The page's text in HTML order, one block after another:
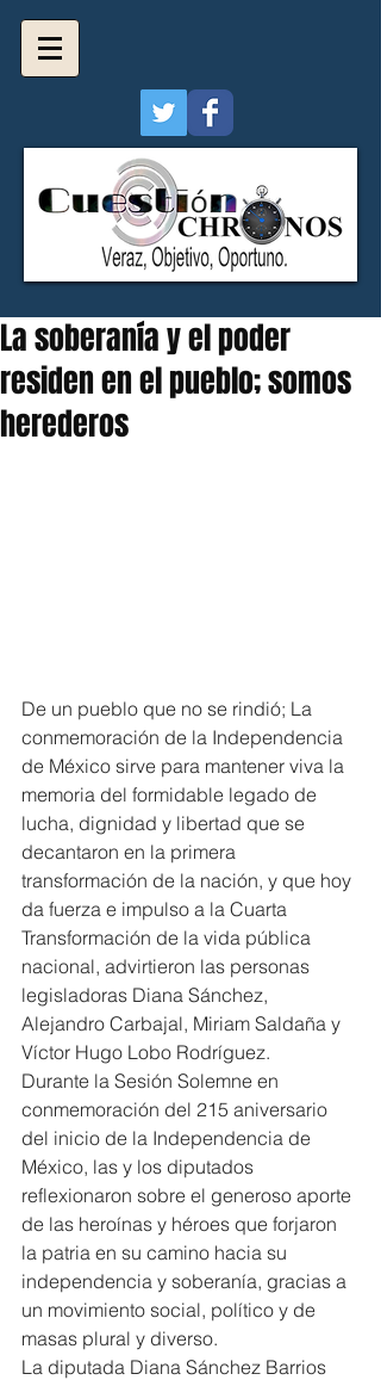
La soberanía y el poder
residen en el pueblo; somos
herederos
De un pueblo que no se rindió; La
conmemoración de la Independencia
de México sirve para mantener viva la
memoria del formidable legado de
lucha, dignidad y libertad que se
decantaron en la primera
transformación de la nación, y que hoy
da fuerza e impulso a la Cuarta
Transformación de la vida pública
nacional, advirtieron las personas
legisladoras Diana Sánchez,
Alejandro Carbajal, Miriam Saldaña y
Víctor Hugo Lobo Rodríguez.
Durante la Sesión Solemne en
conmemoración del 215 aniversario
del inicio de la Independencia de
México, las y los diputados
reflexionaron sobre el generoso aporte
de las heroínas y héroes que forjaron
la patria en su camino hacia su
independencia y soberanía, gracias a
un movimiento social, político y de
masas plural y diverso.
La diputada Diana Sánchez Barrios